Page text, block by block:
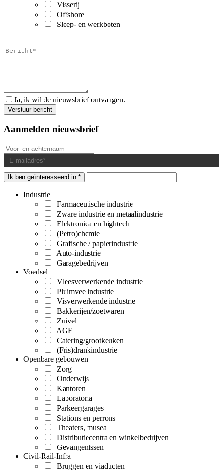
Visserij
Offshore
Sleep- en werkboten
Ja, ik wil de nieuwsbrief ontvangen.
Aanmelden nieuwsbrief
Ik ben geïnteresseerd in *
Industrie
Farmaceutische industrie
Zware industrie en metaalindustrie
Elektronica en hightech
(Petro)chemie
Grafische / papierindustrie
Auto-industrie
Garagebedrijven
Voedsel
Vleesverwerkende industrie
Pluimvee industrie
Visverwerkende industrie
Bakkerijen/zoetwaren
Zuivel
AGF
Catering/grootkeuken
(Fris)drankindustrie
Openbare gebouwen
Zorg
Onderwijs
Kantoren
Laboratoria
Parkeergarages
Stations en perrons
Theaters, musea
Distributiecentra en winkelbedrijven
Gevangenissen
Civil-Rail-Infra
Bruggen en viaducten